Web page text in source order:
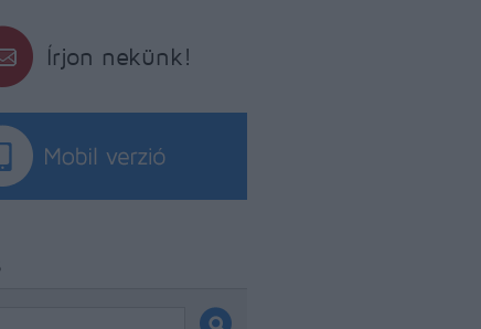
Írjon nekünk!